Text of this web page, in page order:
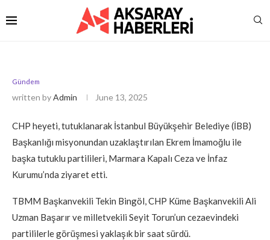
Gündem
written byAdmin June 13, 2025
CHP heyeti, tutuklanarak İstanbul Büyükşehir Belediye (İBB)
Başkanlığı misyonundan uzaklaştırılan Ekrem İmamoğlu ile
başka tutuklu partilileri, Marmara Kapalı Ceza ve İnfaz
Kurumu’nda ziyaret etti.
TBMM Başkanvekili Tekin Bingöl, CHP Küme Başkanvekili Ali
Uzman Başarır ve milletvekili Seyit Torun’un cezaevindeki
partililerle görüşmesi yaklaşık bir saat sürdü.